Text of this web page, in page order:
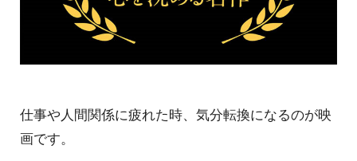
仕事や人間関係に疲れた時、気分転換になるのが映
画です。